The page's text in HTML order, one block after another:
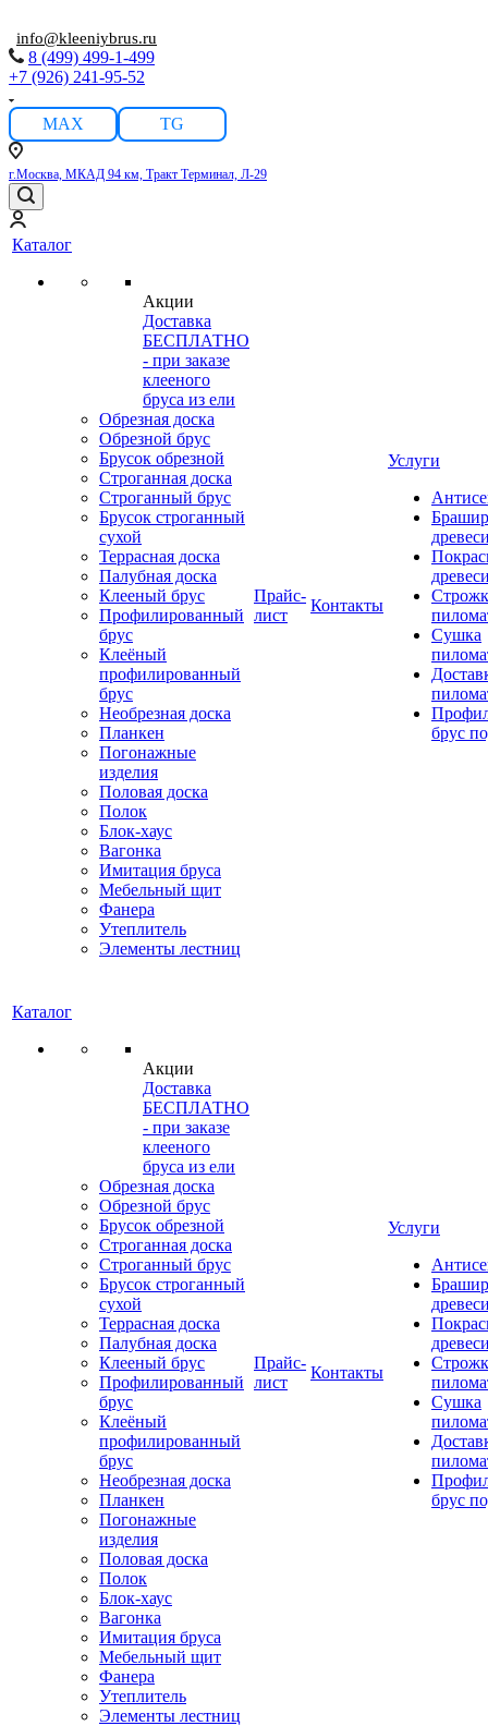
info@kleeniybrus.ru
8 (499) 499-1-499
+7 (926) 241-95-52
MAX TG
г.Москва, МКАД 94 км, Тракт Терминал, Л-29
Каталог
Акции
Доставка
БЕСПЛАТНО
- при заказе
клееного
бруса из ели
Обрезная доска
Обрезной брус
Брусок обрезной
Строганная доска
Строганный брус
Брусок строганный
сухой
Террасная доска
Палубная доска
Клееный брус
Профилированный
брус
Клеёный
профилированный
брус
Необрезная доска
Планкен
Погонажные
изделия
Половая доска
Полок
Блок-хаус
Вагонка
Имитация бруса
Мебельный щит
Фанера
Утеплитель
Элементы лестниц
Прайс-
лист
Контакты
Услуги
Сушка
брус
Каталог
Акции
Доставка
БЕСПЛАТНО
- при заказе
клееного
бруса из ели
Обрезная доска
Обрезной брус
Брусок обрезной
Строганная доска
Строганный брус
Брусок строганный
сухой
Террасная доска
Палубная доска
Клееный брус
Профилированный
брус
Клеёный
профилированный
брус
Необрезная доска
Планкен
Погонажные
изделия
Половая доска
Полок
Блок-хаус
Вагонка
Имитация бруса
Мебельный щит
Фанера
Утеплитель
Элементы лестниц
Прайс-
лист
Контакты
Услуги
Сушка
брус